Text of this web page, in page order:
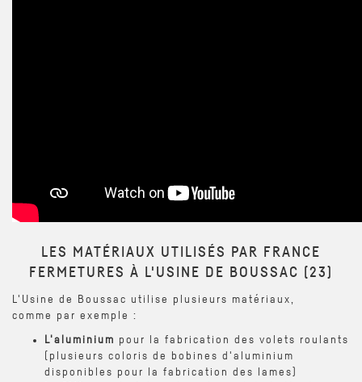
LES MATÉRIAUX UTILISÉS PAR FRANCE
FERMETURES À L'USINE DE BOUSSAC (23)
L'Usine de Boussac utilise plusieurs matériaux,
comme par exemple :
L'aluminium pour la fabrication des volets roulants
(plusieurs coloris de bobines d'aluminium
disponibles pour la fabrication des lames)